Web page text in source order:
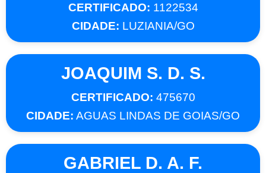
CERTIFICADO: 1122534
CIDADE: LUZIANIA/GO
JOAQUIM S. D. S.
CERTIFICADO: 475670
CIDADE: AGUAS LINDAS DE GOIAS/GO
GABRIEL D. A. F.